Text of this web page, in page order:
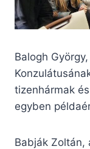
Balogh
tizenhármak
egyben
Babják Zoltán,